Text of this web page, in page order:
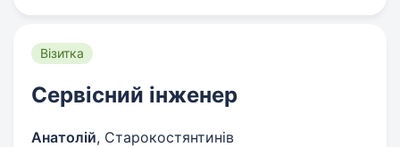
Візитка
Сервісний інженер
Анатолій, Старокостянтинів